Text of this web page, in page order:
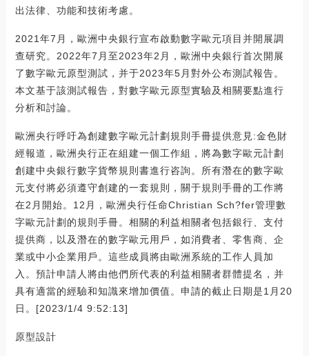
出法律、功能和技術考慮。
2021年7月，歐洲中央銀行宣布啟動數字歐元項目并開展調
查研究。2022年7月至2023年2月，歐洲中央銀行首次開展
了數字歐元原型測試，并于2023年5月對外公布測試報告。
本文基于該測試報告，對數字歐元原型實驗及相關要點進行
分析和討論。
歐洲央行呼吁為創建數字歐元計劃規則手冊提供意見:金色財
經報道，歐洲央行正在組建一個工作組，將為數字歐元計劃
創建中央銀行數字貨幣規則書進行咨詢。所有潛在的數字歐
元支付將必須遵守創建的一套規則，關于規則手冊的工作將
在2月開始。12月，歐洲央行任命Christian Sch?fer管理數
字歐元計劃的規則手冊。相關的利益相關者包括銀行、支付
提供商，以及潛在的數字歐元用戶，如消費者、零售商、企
業或中小企業用戶。這些成員將由歐洲系統的工作人員加
入。預計申請人將由他們所代表的利益相關者群體提名，并
具有適當的經驗和知識來增加價值。申請的截止日期是1月20
日。[2023/1/4 9:52:13]
原型設計